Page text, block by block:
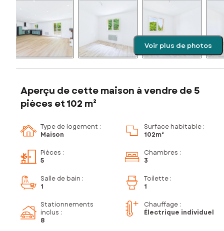
Voir plus de photos
Aperçu de cette maison à vendre de 5
pièces et 102 m²
Type de logement :
Maison
Surface habitable :
102m²
Pièces :
5
Chambres :
3
Salle de bain :
1
Toilette :
1
Stationnements
inclus :
8
Chauffage :
Électrique individuel